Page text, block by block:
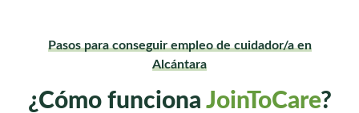
Pasos para conseguir empleo de cuidador/a en
Alcántara
¿Cómo funciona JoinToCare?